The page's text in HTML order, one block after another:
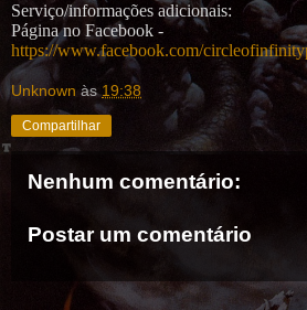
Serviço/informações adicionais:
Página no Facebook -
https://www.facebook.com/
Unknown às19:38
Compartilhar
Nenhum comentário:
Postar um comentário